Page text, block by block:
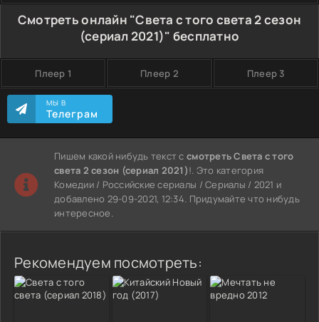
Смотреть онлайн "Света с того света 2 сезон
(сериал 2021)" бесплатно
Плеер 1 Плеер 2 Плеер 3
МЫ В
Телеграм
Пишем какой нибудь текст ссмотреть Света с того
света 2 сезон (сериал 2021)!. Это категория
Комедии / Российские сериалы / Сериалы / 2021 и
добавлено 29-09-2021, 12:34. Придумайте что нибудь
интересное.
Рекомендуем посмотреть: